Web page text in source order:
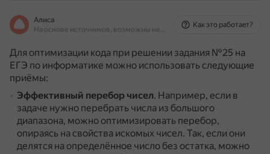
Алиса
На основе источников, возможны неточности
Как это работает?
Для оптимизации кода при решении задания №25 на
ЕГЭ по информатике можно использовать следующие
приёмы:
Эффективный перебор чисел. Например, если в
задаче нужно перебрать числа из большого
диапазона, можно оптимизировать перебор,
опираясь на свойства искомых чисел. Так, если они
делятся на определённое число без остатка, можно